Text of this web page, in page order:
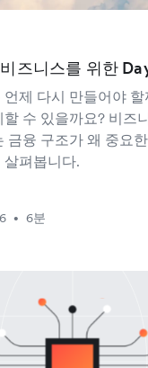
즈니스를 위한
제 다시 만들어야
수 있을까요? 비즈
금융 구조가 왜 중요
펴봅니다.
• 6분